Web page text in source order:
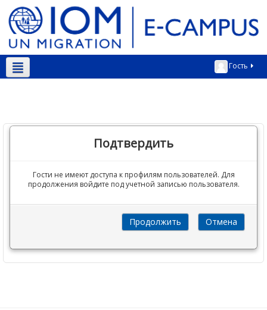
Гость
Подтвердить
Гости не имеют доступа к профилям пользователей. Для
продолжения войдите под учетной записью пользователя.